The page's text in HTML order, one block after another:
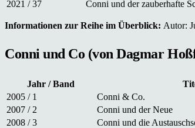
2021 / 37
Conni und der zauberhafte
Informationen zur Reihe im Überblick: Autor:
Conni und Co (von Dagmar
Jahr / Band
2005 / 1
Conni & Co.
2007 / 2
Conni und der Neue
2008 / 3
Conni und die